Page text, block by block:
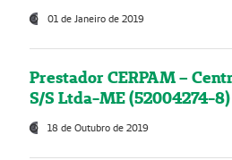
01 de Janeiro de 2019
Prestador CERPAM –
S/S Ltda-ME (52004274-8)
18 de Outubro de 2019